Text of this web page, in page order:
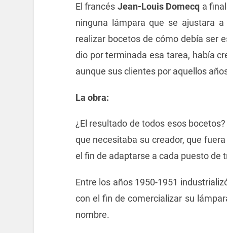
El francés Jean-Louis Domecq a
ninguna lámpara que se ajustara
realizar bocetos de cómo debía ser
dio por terminada esa tarea, había
aunque sus clientes por aquellos
La obra:
¿El resultado de todos esos
que necesitaba su creador, que
el fin de adaptarse a cada puesto de
Entre los años 1950-1951
con el fin de comercializar su
nombre.